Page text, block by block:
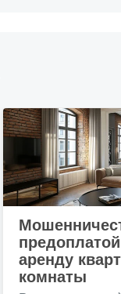
аренду
комнаты